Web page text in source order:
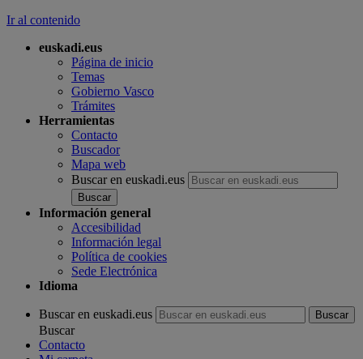
Ir al contenido
euskadi.eus
Página de inicio
Temas
Gobierno Vasco
Trámites
Herramientas
Contacto
Buscador
Mapa web
Buscar en euskadi.eus
Información general
Accesibilidad
Información legal
Política de cookies
Sede Electrónica
Idioma
Buscar en euskadi.eus
Buscar
Contacto